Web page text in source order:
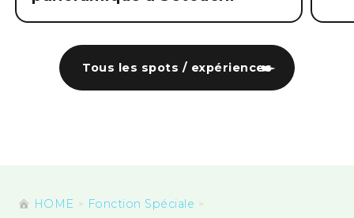
Tous les spots / expériences
HOME Fonction Spéciale